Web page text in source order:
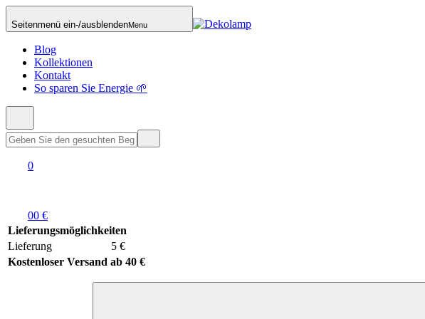
Seitenmenü ein-/ausblendenMenu
Blog
Kollektionen
Kontakt
So sparen Sie Energie 🌱
0
00 €
Lieferungsmöglichkeiten
Lieferung
5 €
Kostenloser Versand ab 40 €